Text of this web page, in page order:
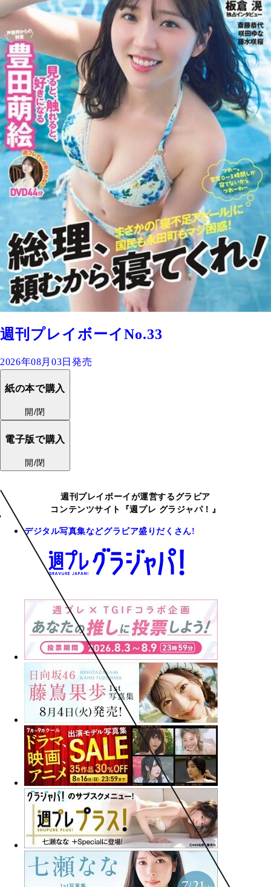
週刊プレイボーイNo.33
2026年08月03日発売
紙の本で購入
開/閉
電子版で購入
開/閉
週刊プレイボーイが運営するグラビア
コンテンツサイト『週プレ グラジャパ！』
デジタル写真集などグラビア盛りだくさん!